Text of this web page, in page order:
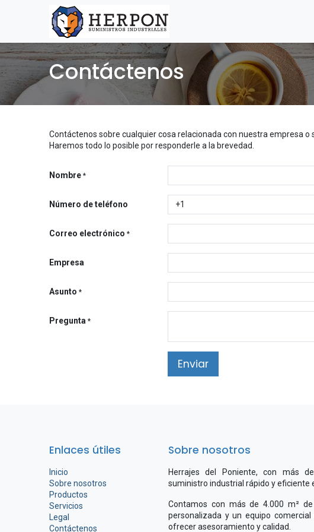
Contáctenos
Contáctenos sobre cualquier cosa relacionada con nuestra empresa o
Haremos todo lo posible por responderle a la brevedad.
Nombre *
Número de teléfono
Correo electrónico *
Empresa
Asunto *
Pregunta *
Enviar
Enlaces útiles
Inicio
Sobre nosotros
Productos
Servicios
Legal
Contáctenos
Sobre nosotros
Herrajes del Poniente, con más
suministro industrial rápido y eficiente
Contamos con más de 4.000 m²
personalizada y un equipo
ofrecer asesoramiento y calidad.